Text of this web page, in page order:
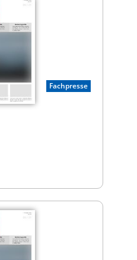
Fachpresse